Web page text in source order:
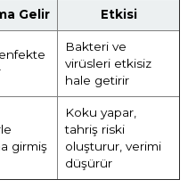
Sıvı Asit Hidroklorik
Sıvı Klor Sodyum Hipoklorit
Sıvı Ph- Düşürücü
Toz Ph+ Yükseltici
Selenoid Havuz Kimyasalları
Gelir Etkisi
Bakteri ve
virüsleri etkisiz
hale getirir
girmiş
Koku yapar,
tahriş riski
oluşturur, verimi
düşürür